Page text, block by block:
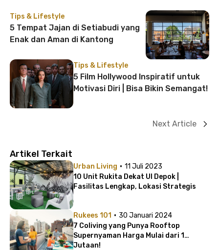
Tips & Lifestyle
5 Tempat Jajan di Setiabudi yang
Enak dan Aman di Kantong
Tips & Lifestyle
5 Film Hollywood Inspiratif untuk
Motivasi Diri | Bisa Bikin Semangat!
Next Article
Artikel Terkait
Urban Living · 11 Juli 2023
10 Unit Rukita Dekat UI Depok |
Fasilitas Lengkap, Lokasi Strategis
Rukees 101 · 30 Januari 2024
7 Coliving yang Punya Rooftop
Supernyaman Harga Mulai dari 1
Jutaan!